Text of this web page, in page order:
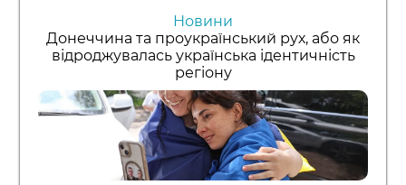
Новини
Донеччина та проукраїнський рух, або як
відроджувалась українська ідентичність
регіону